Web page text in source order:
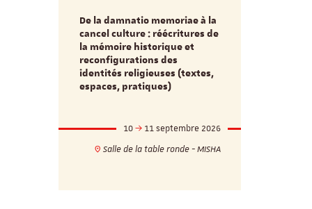
De la damnatio memoriae à la
cancel culture : réécritures de
la mémoire historique et
reconfigurations des
identités religieuses (textes,
espaces, pratiques)
10
11 septembre 2026
Salle de la table ronde - MISHA